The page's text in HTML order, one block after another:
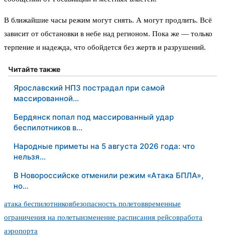
В ближайшие часы режим могут снять. А могут продлить. Всё
зависит от обстановки в небе над регионом. Пока же — только
терпение и надежда, что обойдется без жертв и разрушений.
Читайте также
Ярославский НПЗ пострадал при самой
массированной…
Бердянск попал под массированный удар
беспилотников в…
Народные приметы на 5 августа 2026 года: что
нельзя…
В Новороссийске отменили режим «Атака БПЛА»,
но…
атака беспилотниковбезопасность полетоввременные
ограничения на полетыизменение расписания рейсовработа
аэропорта